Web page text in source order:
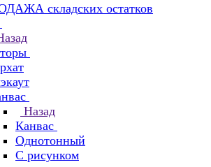
складских остатков
Назад
Канвас
Однотонный
С рисунком